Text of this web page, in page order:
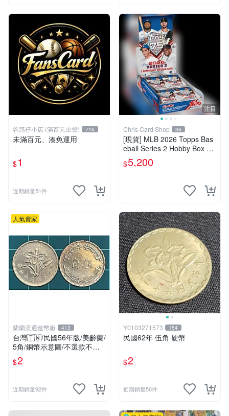
谷惑仔小店 (滿百元出貨) 716
未滿百元、湊免運用
$1
近期銷量51件
注目
Chris Card Shop 36
[現貨] MLB 2026 Topps Bas
eball Series 2 Hobby Box se
aled
$5,200
人氣賣家
蘭蘭流通造幣廠 413
台灣🇹🇼/民國56年版/美齡蘭/
5角/銅幣示意圖/不選款不挑
品/隨機出貨
$2
近期銷量92件
Y0103271573 154
民國62年 伍角 硬幣
$2
近期銷量50件